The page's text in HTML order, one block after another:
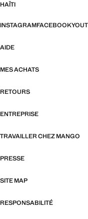
HAÏTI
INSTAGRAMFACEBOOK
AIDE
MES ACHATS
RETOURS
ENTREPRISE
TRAVAILLER CHEZ MANGO
PRESSE
SITE MAP
RESPONSABILITÉ